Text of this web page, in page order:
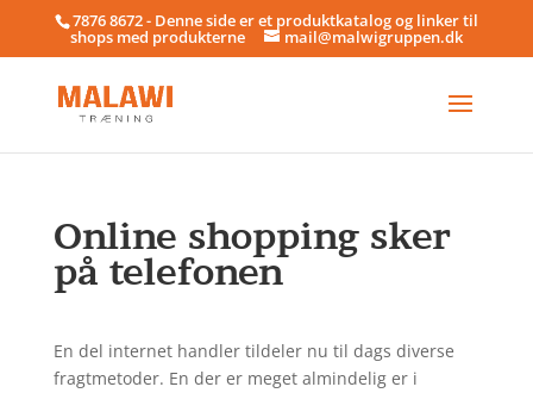
7876 8672 - Denne side er et produktkatalog og linker til
shops med produkterne mail@malwigruppen.dk
Online shopping sker
på telefonen
En del internet handler tildeler nu til dags diverse
fragtmetoder. En der er meget almindelig er i